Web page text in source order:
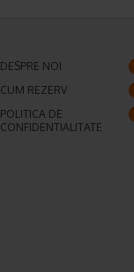
DESPRE NOI
CUM REZERV
POLITICA DE
CONFIDENTIALITATE